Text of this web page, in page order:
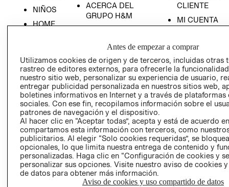
NIÑOS
HOME
ACERCA DEL
GRUPO H&M
RELACIÓN CON
INVERSIONISTAS
POLÍTICA
EMPRESARIAL
CLIENTE
MI CUENTA
TIENDAS
- RETIRO EN
TIENDA
TÉRMINOS Y
CONDICIONES
AVISO DE
PRIVACIDAD
GIFT CARD
AVISO DE
COOKIES
Antes de empezar a comprar
Utilizamos cookies de origen y de terceros, incluidas otras
rastreo de editores externos, para ofrecerle la
nuestro sitio web, personalizar su experiencia de usuario,
entregar publicidad personalizada en nuestros sitios web,
boletines informativos en Internet y a través de plataformas
sociales. Con ese fin, recopilamos información sobre el
patrones de navegación y el dispositivo.
Al hacer clic en “Aceptar todas”, acepta y está de acuerdo
compartamos esta información con terceros, como
publicitarios. Al elegir “Solo cookies requeridas”, se
opcionales, lo que limita nuestra entrega de contenido y
personalizadas. Haga clic en “Configuración de cookies y
personalizar sus opciones. Visite nuestro aviso de cookies
de datos para obtener más información.
Aviso de cookies y uso compartido de datos